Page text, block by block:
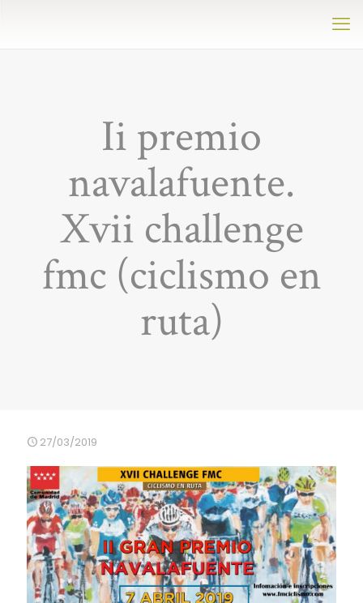
Ii premio
navalafuente.
Xvii challenge
fmc (ciclismo en
ruta)
27/03/2019